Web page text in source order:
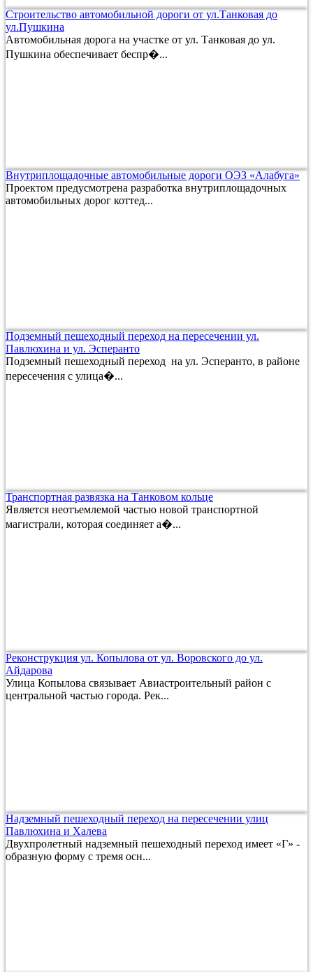
Строительство автомобильной дороги от ул.Танковая до
ул.Пушкина
Автомобильная дорога на участке от ул. Танковая до ул.
Пушкина обеспечивает беспр�...
Внутриплощадочные автомобильные дороги ОЭЗ «Алабуга»
Проектом предусмотрена разработка внутриплощадочных
автомобильных дорог коттед...
Подземный пешеходный переход на пересечении ул.
Павлюхина и ул. Эсперанто
Подземный пешеходный переход на ул. Эсперанто, в районе
пересечения с улица�...
Транспортная развязка на Танковом кольце
Является неотъемлемой частью новой транспортной
магистрали, которая соединяет а�...
Реконструкция ул. Копылова от ул. Воровского до ул.
Айдарова
Улица Копылова связывает Авиастроительный район с
центральной частью города. Рек...
Надземный пешеходный переход на пересечении улиц
Павлюхина и Халева
Двухпролетный надземный пешеходный переход имеет «Г» -
образную форму с тремя осн...